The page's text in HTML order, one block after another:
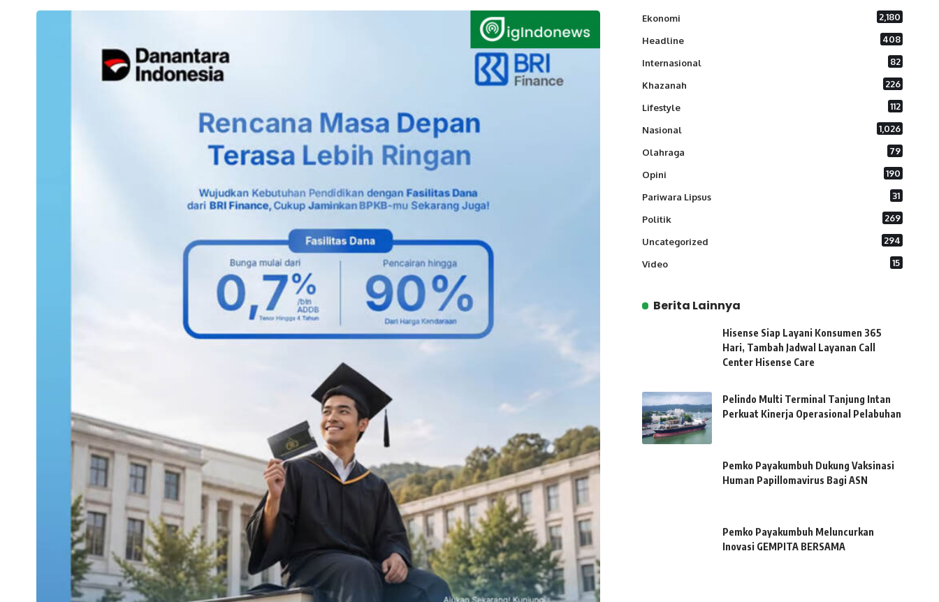
Ekonomi 2,180
Headline 408
Internasional 82
Khazanah 226
Lifestyle 112
Nasional 1,026
Olahraga 79
Opini 190
Pariwara Lipsus 31
Politik 269
Uncategorized 294
Video 15
Berita Lainnya
Hisense Siap Layani Konsumen 365
Hari, Tambah Jadwal Layanan Call
Center Hisense Care
Pelindo Multi Terminal Tanjung Intan
Perkuat Kinerja Operasional Pelabuhan
Pemko Payakumbuh Dukung Vaksinasi
Human Papillomavirus Bagi ASN
Pemko Payakumbuh Meluncurkan
Inovasi GEMPITA BERSAMA